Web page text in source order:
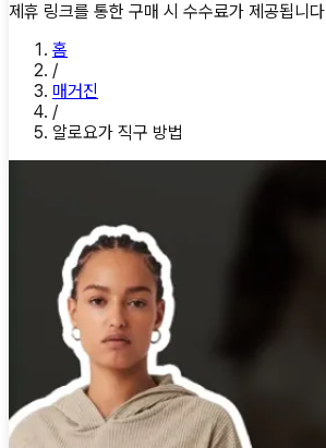
제휴 링크를 통한 구매 시 수수료가 제공됩니다
홈
/
매거진
/
알로요가 직구 방법